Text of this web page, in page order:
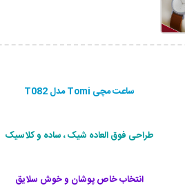
ساعت مچی Tomi مدل T082
طراحی فوق العاده شیک ، ساده و کلاسیک
انتخاب خاص پوشان و خوش سلایق